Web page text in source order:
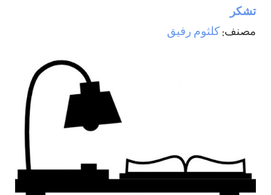
تشکر
مصنف:كلثوم رفيق